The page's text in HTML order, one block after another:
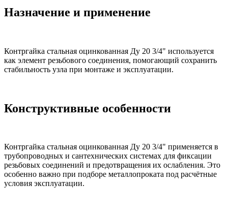
Назначение и применение
Контргайка стальная оцинкованная Ду 20 3/4" используется
как элемент резьбового соединения, помогающий сохранить
стабильность узла при монтаже и эксплуатации.
Конструктивные особенности
Контргайка стальная оцинкованная Ду 20 3/4" применяется в
трубопроводных и сантехнических системах для фиксации
резьбовых соединений и предотвращения их ослабления. Это
особенно важно при подборе металлопроката под расчётные
условия эксплуатации.